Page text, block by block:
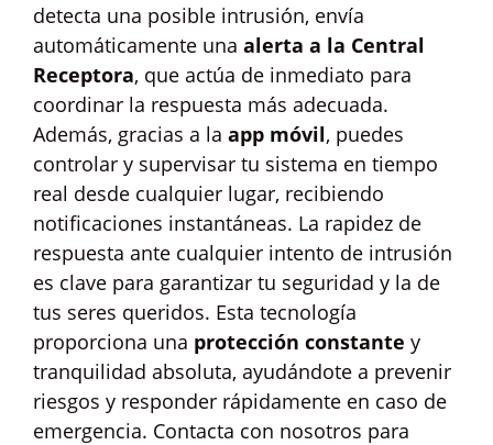
detecta una posible intrusión, envía
automáticamente una alerta a la Central
Receptora, que actúa de inmediato para
coordinar la respuesta más adecuada.
Además, gracias a la app móvil, puedes
controlar y supervisar tu sistema en tiempo
real desde cualquier lugar, recibiendo
notificaciones instantáneas. La rapidez de
respuesta ante cualquier intento de intrusión
es clave para garantizar tu seguridad y la de
tus seres queridos. Esta tecnología
proporciona una protección constante y
tranquilidad absoluta, ayudándote a prevenir
riesgos y responder rápidamente en caso de
emergencia. Contacta con nosotros para